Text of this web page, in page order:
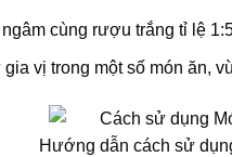
cùng rượu trắng tỉ lệ
gia vị trong một số món ăn,
Hướng dẫn cách sử